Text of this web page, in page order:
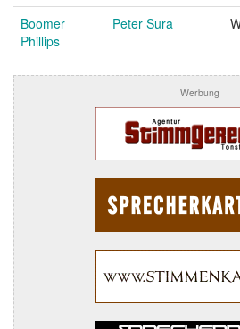
Boomer
Phillips
Peter Sura
Werbung